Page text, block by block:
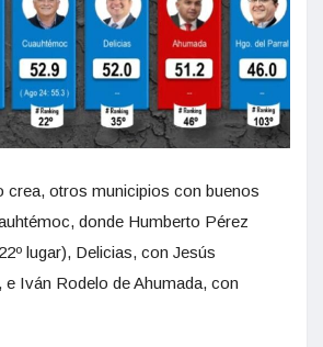
crea, otros municipios con buenos
donde Humberto Pérez
lugar), Delicias, con Jesús
e Iván Rodelo de Ahumada, con